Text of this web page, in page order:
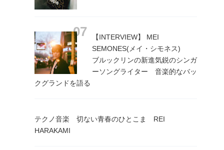
【INTERVIEW】 MEI
SEMONES(メイ・シモネス)
ブルックリンの新進気鋭のシンガ
ーソングライター 音楽的なバッ
クグランドを語る
テクノ音楽 切ない青春のひとこま REI
HARAKAMI